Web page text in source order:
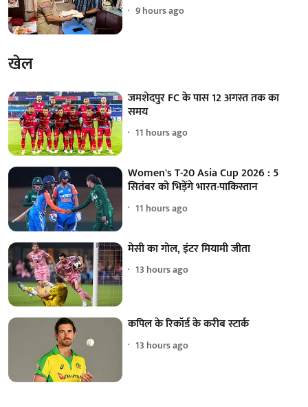
9 hours ago
खेल
जमशेदपुर FC के पास 12 अगस्त तक का
समय
11 hours ago
Women's T-20 Asia Cup 2026 : 5
सितंबर को भिड़ेंगे भारत-पाकिस्तान
11 hours ago
मेसी का गोल, इंटर मियामी जीता
13 hours ago
कपिल के रिकॉर्ड के करीब स्टार्क
13 hours ago